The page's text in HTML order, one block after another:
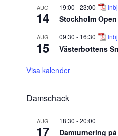
AUG
14
19:00 -23:00
Stockholm Open
AUG
15
09:30 - 16:30
Västerbottens
Visa kalender
Damschack
AUG
17
18:30 -20:00
Damturnering